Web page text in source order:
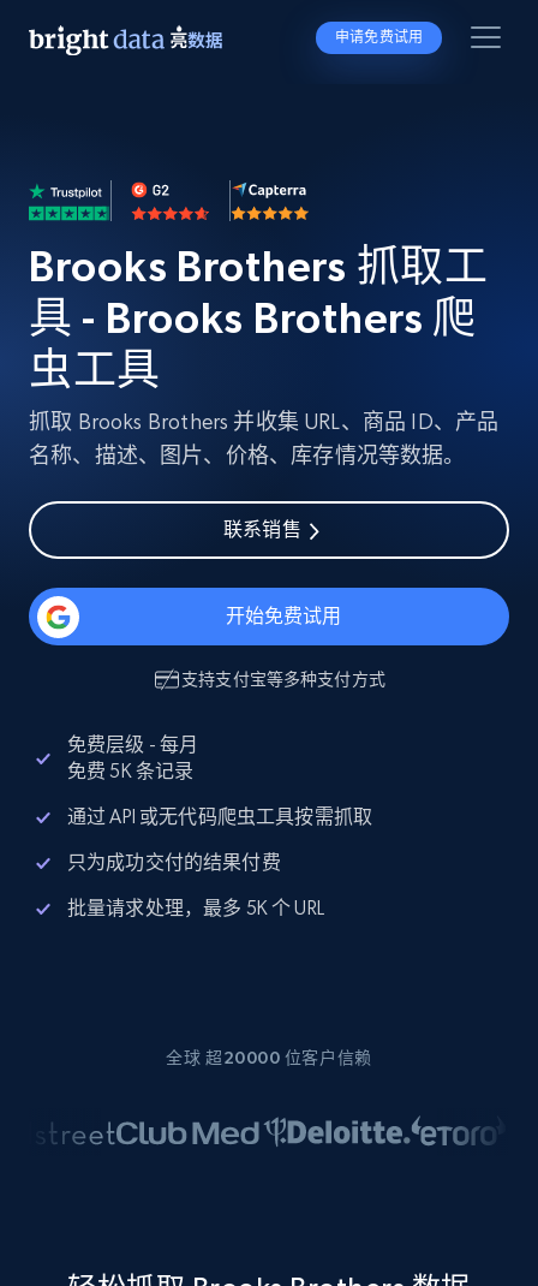
申请免费试用
Brooks Brothers 抓取工
具 - Brooks Brothers 爬
虫工具
抓取 Brooks Brothers 并收集 URL、商品 ID、产品
名称、描述、图片、价格、库存情况等数据。
联系销售
开始免费试用
支持支付宝等多种支付方式
免费层级 - 每月
免费 5K 条记录
通过 API 或无代码爬虫工具按需抓取
只为成功交付的结果付费
批量请求处理，最多 5K 个 URL
全球 超20000 位客户信赖